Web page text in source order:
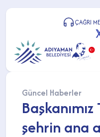
ÇAĞRI
Güncel Haberler
şehrin ana